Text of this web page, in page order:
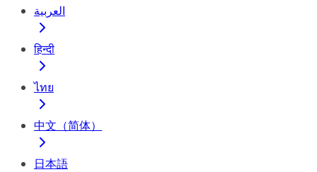
العربية
हिन्दी
ไทย
中文（简体）
日本語